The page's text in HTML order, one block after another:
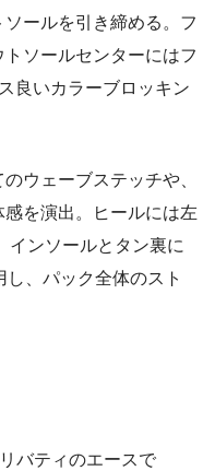
ールを引き締める。フ
ソールセンターにはフ
良いカラーブロッキン
ウェーブステッチや、
を演出。ヒールには左
インソールとタン裏に
、パック全体のスト
バティのエースで